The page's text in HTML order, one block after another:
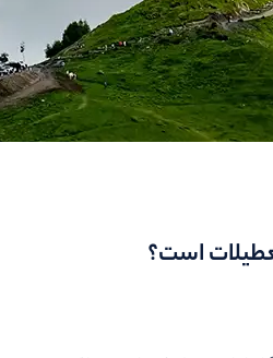
است؟